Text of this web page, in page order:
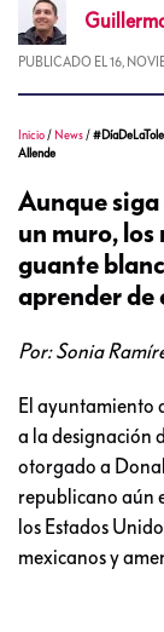
PUBLICADO EL 16,
Inicio / News /
Allende
Aunque
un muro, los
guante
aprender de
Por: Sonia
El ayuntamiento
a la designación
otorgado a
republicano aún
los Estados
mexicanos y